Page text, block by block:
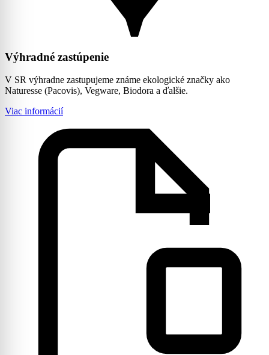
Výhradné zastúpenie
V SR výhradne zastupujeme známe ekologické značky ako
Naturesse (Pacovis), Vegware, Biodora a ďalšie.
Viac informácií